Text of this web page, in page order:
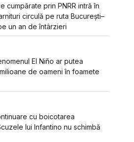
cumpărate prin PNRR intră în
circulă pe ruta București–
un an de întârzieri
El Niño ar putea
de oameni în foamete
cu boicotarea
lui Infantino nu schimbă